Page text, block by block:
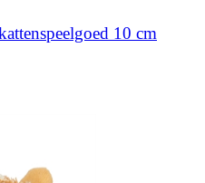
10 cm